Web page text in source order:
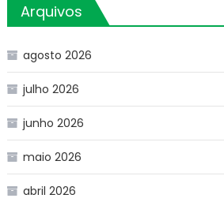
Arquivos
agosto 2026
julho 2026
junho 2026
maio 2026
abril 2026